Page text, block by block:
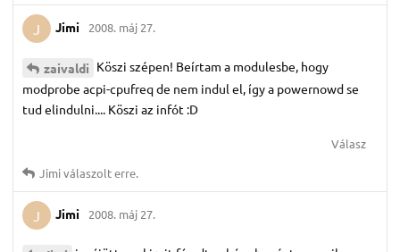
J Jimi 2008. máj 27.
zaivaldi Köszi szépen! Beírtam a modulesbe, hogy
modprobe acpi-cpufreq de nem indul el, így a powernowd se
tud elindulni.... Köszi az infót :D
Válasz
Jimiválaszolt erre.
J Jimi 2008. máj 27.